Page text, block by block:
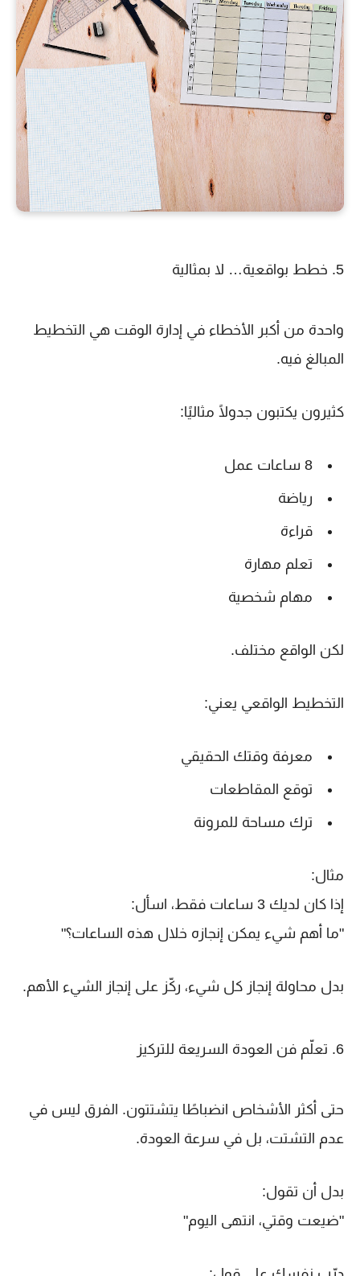
5. خطط بواقعية… لا بمثالية
واحدة من أكبر الأخطاء في إدارة الوقت هي التخطيط
المبالغ فيه.
كثيرون يكتبون جدولًا مثاليًا:
8 ساعات عمل
رياضة
قراءة
تعلم مهارة
مهام شخصية
لكن الواقع مختلف.
التخطيط الواقعي يعني:
معرفة وقتك الحقيقي
توقع المقاطعات
ترك مساحة للمرونة
مثال:
إذا كان لديك 3 ساعات فقط، اسأل:
"ما أهم شيء يمكن إنجازه خلال هذه الساعات؟"
بدل محاولة إنجاز كل شيء، ركّز على إنجاز الشيء الأهم.
6. تعلّم فن العودة السريعة للتركيز
حتى أكثر الأشخاص انضباطًا يتشتتون. الفرق ليس في
عدم التشتت، بل في سرعة العودة.
بدل أن تقول:
"ضيعت وقتي، انتهى اليوم"